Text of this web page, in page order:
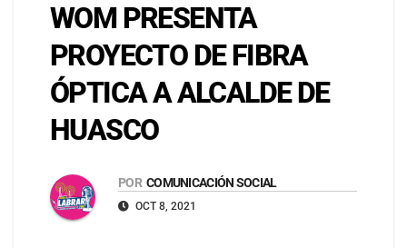
WOM PRESENTA
PROYECTO DE FIBRA
ÓPTICA A ALCALDE DE
HUASCO
POR COMUNICACIÓN SOCIAL
OCT 8, 2021